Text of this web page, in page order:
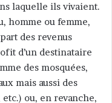
laquelle ils vivaient.
homme ou femme,
des revenus
d’un destinataire
des mosquées,
mais aussi des
ou, en revanche,